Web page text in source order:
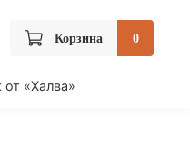
Корзина 0
«Халва»
«Получи подарок»